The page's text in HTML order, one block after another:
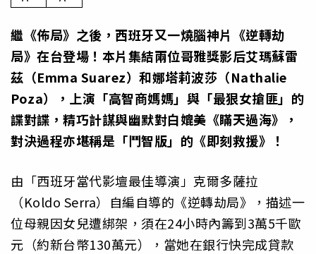
繼《佈局》之後，西班牙又一燒腦神片《逆轉劫
局》在台登場！本片集結兩位哥雅獎影后艾瑪蘇雷
茲（Emma Suarez）和娜塔莉波莎（Nathalie
Poza），上演「高智商媽媽」與「最狠女搶匪」的
諜對諜，精巧計謀與幽默對白媲美《瞞天過海》，
對決過程亦堪稱是「鬥智版」的《即刻救援》！
由「西班牙當代影壇最佳導演」克爾多薩拉
（Koldo Serra）自編自導的《逆轉劫局》，描述一
位母親因女兒遭綁架，須在24小時內籌到3萬5千歐
元（約新台幣130萬元），當她在銀行快完成貸款